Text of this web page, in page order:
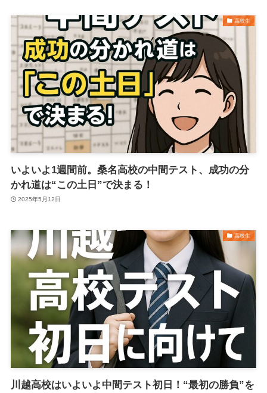
高校生
いよいよ1週間前。桑名高校の中間テスト、成功の分
かれ道は“この土日”で決まる！
2025年5月12日
高校生
川越高校はいよいよ中間テスト初日！“最初の勝負”を